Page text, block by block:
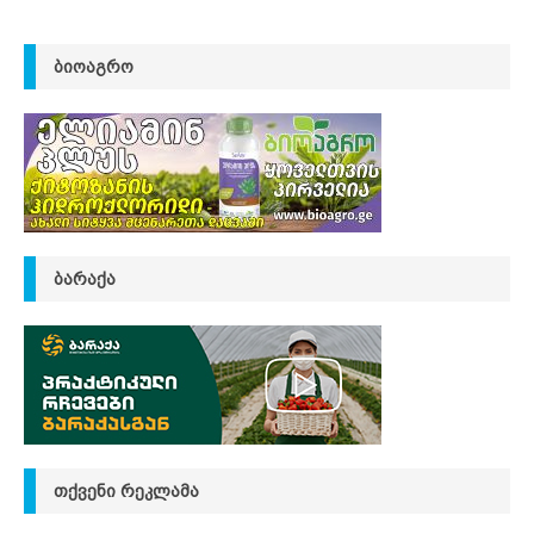
ᲑᲘᲝᲐᲒᲠᲝ
ᲑᲐᲠᲐᲥᲐ
ᲗᲥᲕᲔᲜᲘ ᲠᲔᲙᲚᲐᲛᲐ